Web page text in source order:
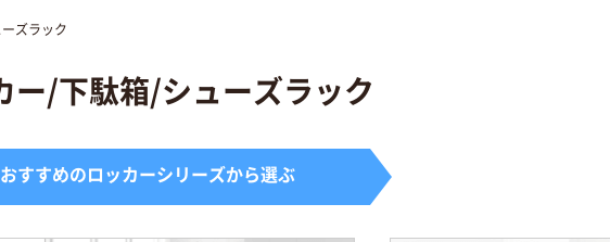
ズラック
ー/下駄箱/シューズラック
おすすめのロッカーシリーズから選ぶ